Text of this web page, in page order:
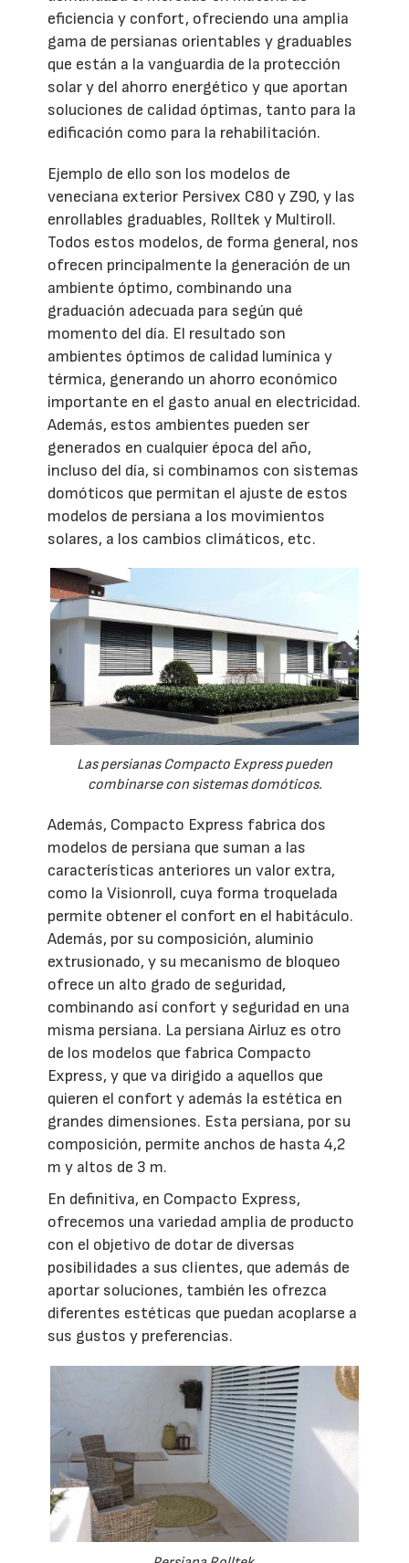
eficiencia y confort, ofreciendo una amplia
gama de persianas orientables y graduables
que están a la vanguardia de la protección
solar y del ahorro energético y que aportan
soluciones de calidad óptimas, tanto para la
edificación como para la rehabilitación.
Ejemplo de ello son los modelos de
veneciana exterior Persivex C80 y Z90, y las
enrollables graduables, Rolltek y Multiroll.
Todos estos modelos, de forma general, nos
ofrecen principalmente la generación de un
ambiente óptimo, combinando una
graduación adecuada para según qué
momento del día. El resultado son
ambientes óptimos de calidad lumínica y
térmica, generando un ahorro económico
importante en el gasto anual en electricidad.
Además, estos ambientes pueden ser
generados en cualquier época del año,
incluso del día, si combinamos con sistemas
domóticos que permitan el ajuste de estos
modelos de persiana a los movimientos
solares, a los cambios climáticos, etc.
Las persianas Compacto Express pueden
combinarse con sistemas domóticos.
Además, Compacto Express fabrica dos
modelos de persiana que suman a las
características anteriores un valor extra,
como la Visionroll, cuya forma troquelada
permite obtener el confort en el habitáculo.
Además, por su composición, aluminio
extrusionado, y su mecanismo de bloqueo
ofrece un alto grado de seguridad,
combinando así confort y seguridad en una
misma persiana. La persiana Airluz es otro
de los modelos que fabrica Compacto
Express, y que va dirigido a aquellos que
quieren el confort y además la estética en
grandes dimensiones. Esta persiana, por su
composición, permite anchos de hasta 4,2
m y altos de 3 m.
En definitiva, en Compacto Express,
ofrecemos una variedad amplia de producto
con el objetivo de dotar de diversas
posibilidades a sus clientes, que además de
aportar soluciones, también les ofrezca
diferentes estéticas que puedan acoplarse a
sus gustos y preferencias.